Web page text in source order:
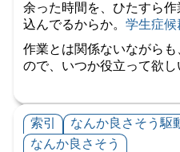
余った時間を、ひたすら
込んでるからか。 学生症候
作業とは関係ないながら
ので、いつか役立って欲し
索引 なんか良さそう駆
なんか良さそう